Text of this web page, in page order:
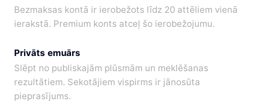
Bezmaksas kontā ir ierobežots līdz 20 attēliem vienā
ierakstā. Premium konts atceļ šo ierobežojumu.
Privāts emuārs
Slēpt no publiskajām plūsmām un meklēšanas
rezultātiem. Sekotājiem vispirms ir jānosūta
pieprasījums.